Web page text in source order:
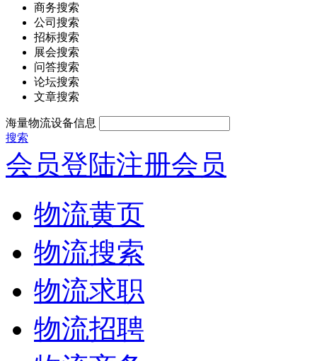
商务搜索
公司搜索
招标搜索
展会搜索
问答搜索
论坛搜索
文章搜索
海量物流设备信息
搜索
会员登陆注册会员
物流黄页
物流搜索
物流求职
物流招聘